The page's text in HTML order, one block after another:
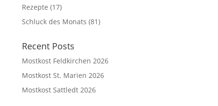
Rezepte (17)
Schluck des Monats (81)
Recent Posts
Mostkost Feldkirchen 2026
Mostkost St. Marien 2026
Mostkost Sattledt 2026